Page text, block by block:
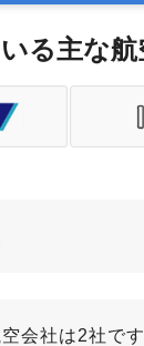
る主な航
会社は2社です